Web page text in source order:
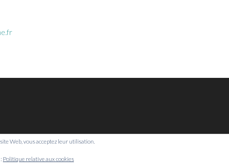
Web, vous acceptez leur utilisation.
Politique relative aux cookies